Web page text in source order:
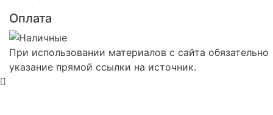
Оплата
При использовании материалов с сайта обязательно
указание прямой ссылки на источник.